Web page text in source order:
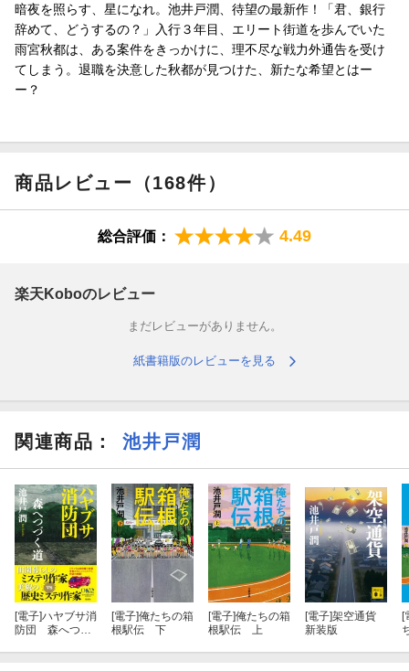
暗夜を照らす、星になれ。池井戸潤、待望の最新作！「君、銀行
辞めて、どうするの？」入行３年目、エリート街道を歩んでいた
雨宮秋都は、ある案件をきっかけに、理不尽な戦力外通告を受け
てしまう。退職を決意した秋都が見つけた、新たな希望とはー
ー？
商品レビュー（168件）
総合評価： 4.49
楽天Koboのレビュー
まだレビューがありません。
紙書籍版のレビューを見る
関連商品 ： 池井戸潤
[電子]ハヤブサ消
防団 森へつづ
[電子]俺たちの箱
根駅伝 下
[電子]俺たちの箱
根駅伝 上
[電子]架空通貨
新装版
[